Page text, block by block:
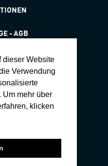
dieser Website
Verwendung
Um mehr über
klicken
- AGB